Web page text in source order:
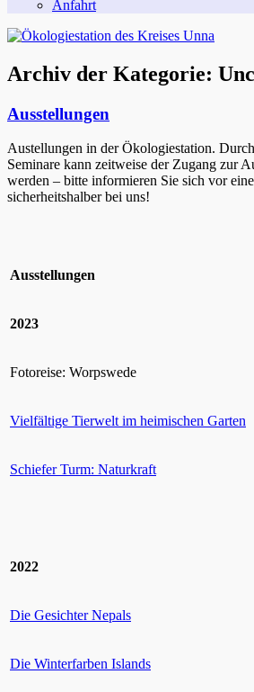
Anfahrt
Archiv der Kategorie:
Ausstellungen
Austellungen in der Ökologiestation.
Seminare kann zeitweise der Zugang zur
werden – bitte informieren Sie sich vor
sicherheitshalber bei uns!
Ausstellungen
2023
Fotoreise: Worpswede
Vielfältige Tierwelt im heimischen Garten
Schiefer Turm: Naturkraft
2022
Die Gesichter Nepals
Die Winterfarben Islands